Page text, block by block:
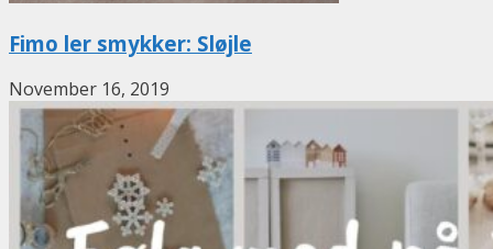
Fimo ler smykker: Sløjle
November 16, 2019